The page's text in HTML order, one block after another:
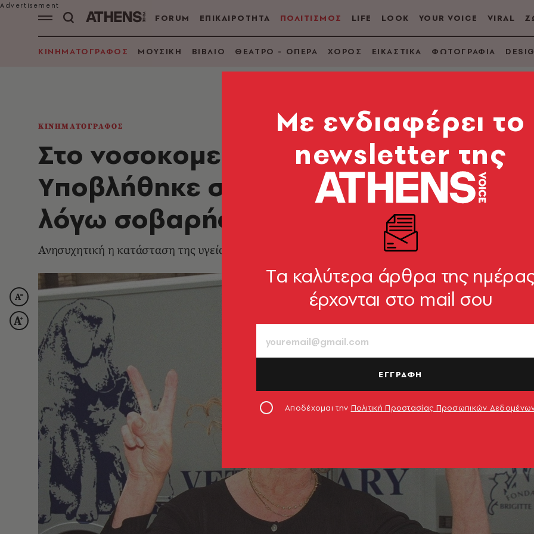
FORUM ΕΠΙΚΑΙΡΟΤΗΤΑ ΠΟΛΙΤΙΣΜΟΣ LIFE LOOK YOUR VOICE VIRAL
ΚΙΝΗΜΑΤΟΓΡΑΦΟΣ ΜΟΥΣΙΚΗ ΒΙΒΛΙΟ ΘΕΑΤΡΟ - ΟΠΕΡΑ ΧΟΡΟΣ ΕΙΚΑΣΤΙΚΑ ΦΩΤΟΓΡΑΦΙΑ
ΚΙΝΗΜΑΤΟΓΡΑΦΟΣ
Στο νοσοκομείο η Μπριζίτ Μπαρντό -
Yποβλήθηκε σε χειρουργική
λόγω σοβαρής ασθένειας
Ανησυχητική η κατάσταση της υγείας της 91χρονης ηθοποιού
Mε ενδιαφέρει το
newsletter της
Tα καλύτερα άρθρα της
έρχονται στο mail σου
ΕΓΓΡΑΦΗ
Αποδέχομαι την Πολιτική Προστασίας Προσωπικών